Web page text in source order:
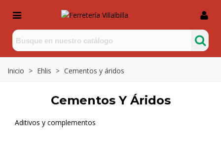
Inicio > Ehlis > Cementos y áridos
Cementos Y Áridos
Aditivos y complementos